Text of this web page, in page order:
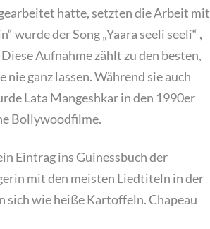
hatte, setzten die Arbeit mit
der Song „Yaara seeli seeli“ ,
Aufnahme zählt zu den besten,
ganz lassen. Während sie auch
Lata Mangeshkar in den 1990er
Bollywoodfilme.
Eintrag ins Guinessbuch der
mit den meisten Liedtiteln in der
sich wie heiße Kartoffeln. Chapeau